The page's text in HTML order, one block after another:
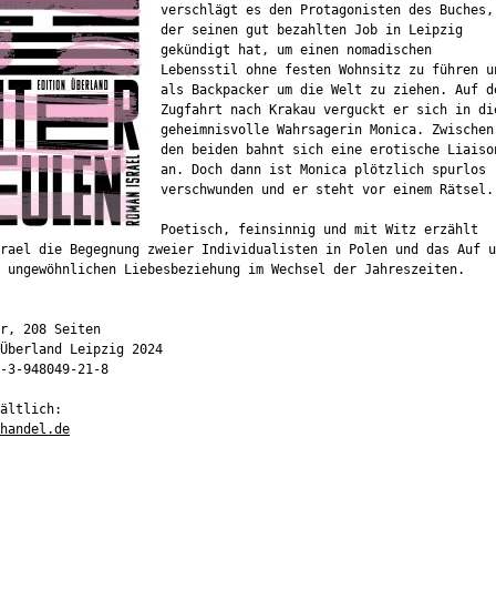
verschlägt es den Protagonisten des Buches,
der seinen gut bezahlten Job in Leipzig
gekündigt hat, um einen nomadischen
Lebensstil ohne festen Wohnsitz zu führen
als Backpacker um die Welt zu ziehen. Auf
Zugfahrt nach Krakau verguckt er sich in
geheimnisvolle Wahrsagerin Monica. Zwischen
den beiden bahnt sich eine erotische
an. Doch dann ist Monica plötzlich spurlos
verschwunden und er steht vor einem Rätsel.
Poetisch, feinsinnig und mit Witz erzählt
die Begegnung zweier Individualisten in Polen und das Auf
Liebesbeziehung im Wechsel der Jahreszeiten.
208 Seiten
Leipzig 2024
3-948049-21-8